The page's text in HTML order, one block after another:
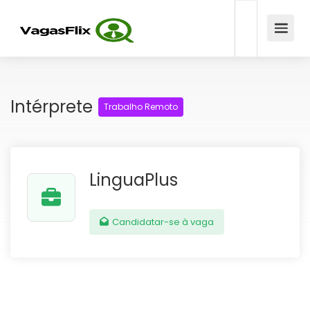
Intérprete Trabalho Remoto
LinguaPlus
Candidatar-se à vaga